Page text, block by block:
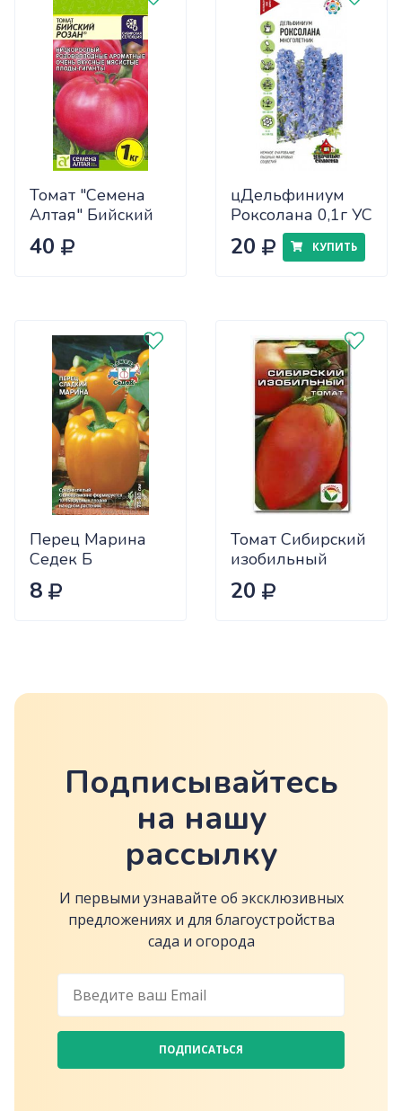
Томат "Семена
Алтая" Бийский
Розан 0,05
40
цДельфиниум
Роксолана 0,1г УС
20 КУПИТЬ
Перец Марина
Седек Б
8
Томат Сибирский
изобильный
Сиб.сад Ц
20
Подписывайтесь
на нашу
рассылку
И первыми узнавайте об эксклюзивных
предложениях и для благоустройства
сада и огорода
ПОДПИСАТЬСЯ